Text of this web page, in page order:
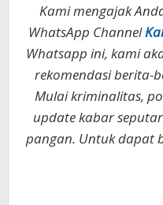
Kami mengajak
WhatsApp Channel
Whatsapp ini, kami
rekomendasi berita-
Mulai kriminalitas,
update kabar
pangan. Untuk dapat